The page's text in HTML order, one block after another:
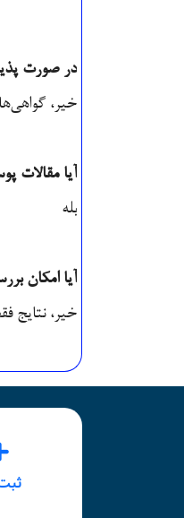
در صورت پذیرش، آیا گواهی‌های ارائه شده به
آیا مقالات
آیا امکان
خیر، نتایج